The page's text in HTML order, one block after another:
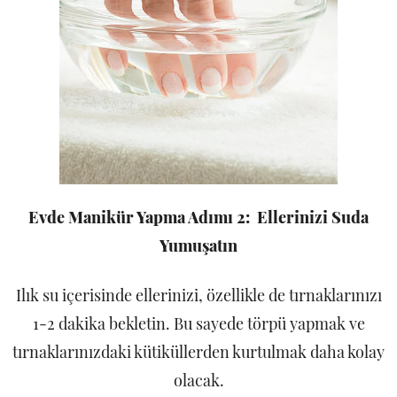
Evde Manikür Yapma Adımı 2: Ellerinizi Suda
Yumuşatın
Ilık su içerisinde ellerinizi, özellikle de tırnaklarınızı
1-2 dakika bekletin. Bu sayede törpü yapmak ve
tırnaklarınızdaki kütiküllerden kurtulmak daha kolay
olacak.